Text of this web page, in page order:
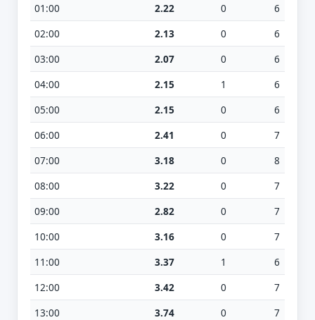
01:00
2.22 0
6
02:00
2.13 0
6
03:00
2.07 0
6
04:00
2.15 1
6
05:00
2.15 0
6
06:00
2.41 0
7
07:00
3.18 0
8
08:00
3.22 0
7
09:00
2.82 0
7
10:00
3.16 0
7
11:00
3.37 1
6
12:00
3.42 0
7
13:00
3.74 0
7